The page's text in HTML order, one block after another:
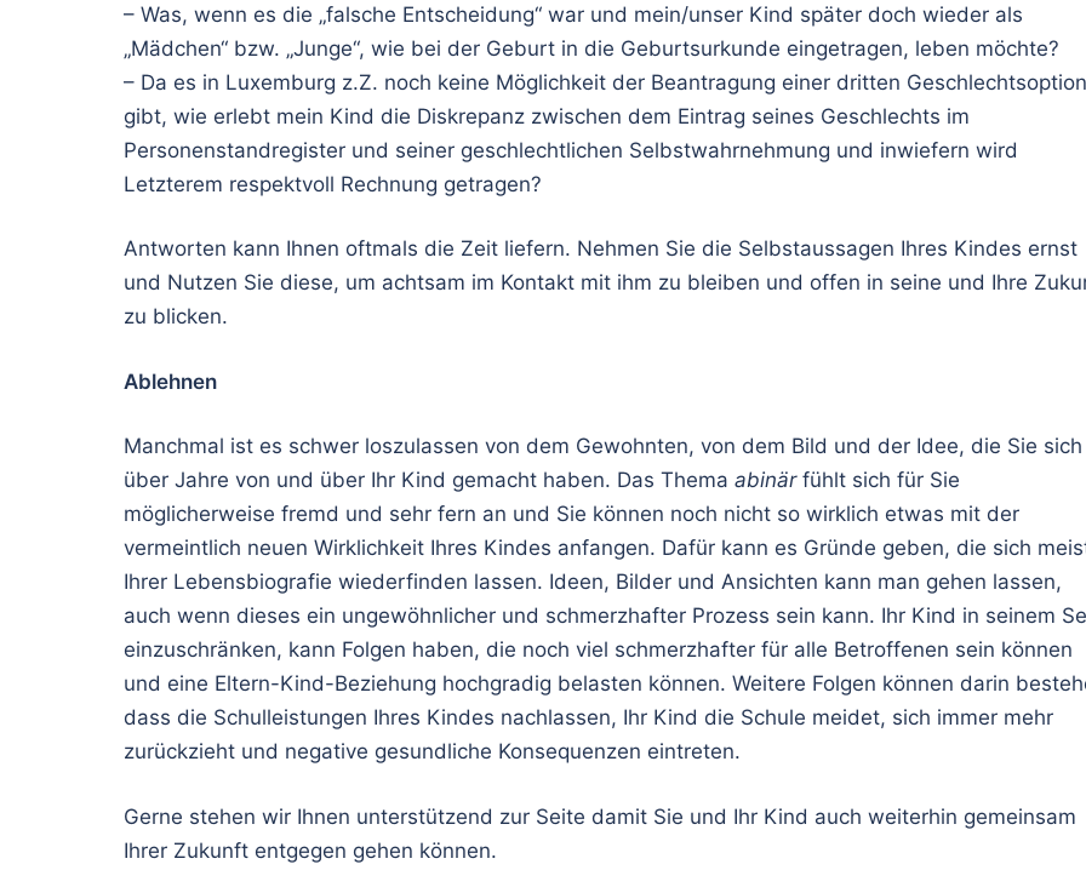
– Was, wenn es die „falsche Entscheidung“ war und mein/unser Kind später doch wieder als
„Mädchen“ bzw. „Junge“, wie bei der Geburt in die Geburtsurkunde eingetragen, leben möchte?
– Da es in Luxemburg z.Z. noch keine Möglichkeit der Beantragung einer dritten Geschlechtsoption
gibt, wie erlebt mein Kind die Diskrepanz zwischen dem Eintrag seines Geschlechts im
Personenstandregister und seiner geschlechtlichen Selbstwahrnehmung und inwiefern wird
Letzterem respektvoll Rechnung getragen?
Antworten kann Ihnen oftmals die Zeit liefern. Nehmen Sie die Selbstaussagen Ihres Kindes ernst
und Nutzen Sie diese, um achtsam im Kontakt mit ihm zu bleiben und offen in seine und Ihre
zu blicken.
Ablehnen
Manchmal ist es schwer loszulassen von dem Gewohnten, von dem Bild und der Idee, die Sie sich
über Jahre von und über Ihr Kind gemacht haben. Das Thema abinärfühlt sich für Sie
möglicherweise fremd und sehr fern an und Sie können noch nicht so wirklich etwas mit der
vermeintlich neuen Wirklichkeit Ihres Kindes anfangen. Dafür kann es Gründe geben, die sich
Ihrer Lebensbiografie wiederfinden lassen. Ideen, Bilder und Ansichten kann man gehen lassen,
auch wenn dieses ein ungewöhnlicher und schmerzhafter Prozess sein kann. Ihr Kind in seinem
einzuschränken, kann Folgen haben, die noch viel schmerzhafter für alle Betroffenen sein können
und eine Eltern-Kind-Beziehung hochgradig belasten können. Weitere Folgen können darin
dass die Schulleistungen Ihres Kindes nachlassen, Ihr Kind die Schule meidet, sich immer mehr
zurückzieht und negative gesundliche Konsequenzen eintreten.
Gerne stehen wir Ihnen unterstützend zur Seite damit Sie und Ihr Kind auch weiterhin gemeinsam
Ihrer Zukunft entgegen gehen können.